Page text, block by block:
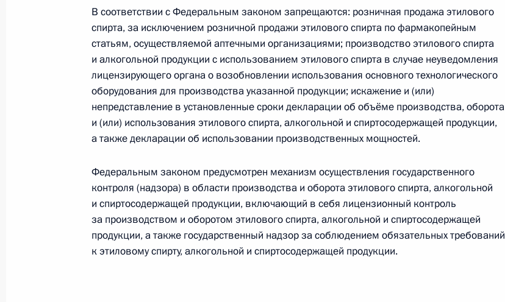
Внесены изменения в закон о жилищных субсидиях гражданам, выезжающим
из районов Крайнего Севера
19 июля 2011 года, 09:20
Подписан закон о жилищных субсидиях гражданам, выезжающим из населённых
пунктов в районах Крайнего Севера
Подписан закон, направленный на стимулирование благотворительной
деятельности и добровольчества
19 июля 2011 года, 09:00
В соответствии с Федеральным законом запрещаются: розничная продажа этилового
спирта, за исключением розничной продажи этилового спирта по фармакопейным
статьям, осуществляемой аптечными организациями; производство этилового спирта
и алкогольной продукции с использованием этилового спирта в случае неуведомления
лицензирующего органа о возобновлении использования основного технологического
оборудования для производства указанной продукции; искажение и (или)
непредставление в установленные сроки декларации об объёме производства, оборота
и (или) использования этилового спирта, алкогольной и спиртосодержащей продукции,
а также декларации об использовании производственных мощностей.
Федеральным законом предусмотрен механизм осуществления государственного
контроля (надзора) в области производства и оборота этилового спирта, алкогольной
и спиртосодержащей продукции, включающий в себя лицензионный контроль
за производством и оборотом этилового спирта, алкогольной и спиртосодержащей
продукции, а также государственный надзор за соблюдением обязательных требований
к этиловому спирту, алкогольной и спиртосодержащей продукции.